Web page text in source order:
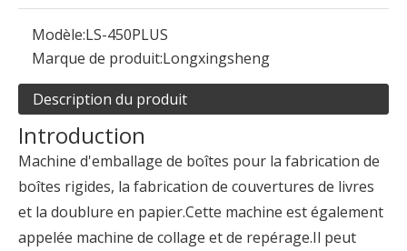
Modèle:LS-450PLUS
Marque de produit:Longxingsheng
Description du produit
Introduction
Machine d'emballage de boîtes pour la fabrication de
boîtes rigides, la fabrication de couvertures de livres
et la doublure en papier.Cette machine est également
appelée machine de collage et de repérage.Il peut